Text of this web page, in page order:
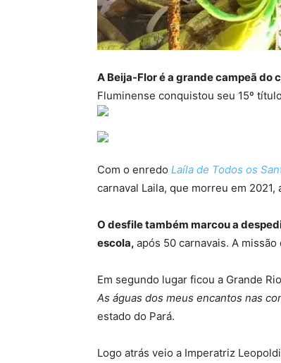
A Beija-Flor é a grande campeã do
Fluminense conquistou seu 15º
Com o enredo Laíla de Todos os
carnaval Laila, que morreu em
O desfile também marcou a
escola, após 50 carnavais. A
Em segundo lugar ficou a Grande
As águas dos meus encantos nas
estado do Pará.
Logo atrás veio a Imperatriz